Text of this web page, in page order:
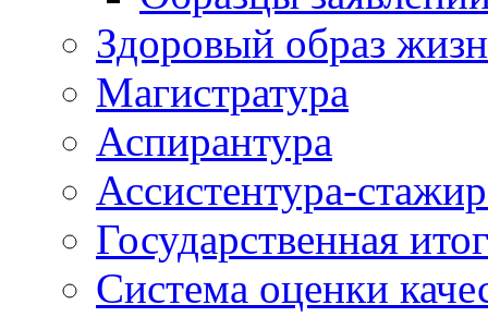
Здоровый образ
Магистратура
Аспирантура
Ассистентура-
Государственная
Система оценки